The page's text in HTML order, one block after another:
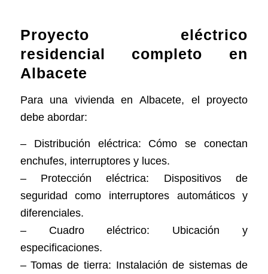
Proyecto eléctrico
residencial completo en
Albacete
Para una vivienda en Albacete, el proyecto
debe abordar:
– Distribución eléctrica: Cómo se conectan
enchufes, interruptores y luces.
– Protección eléctrica: Dispositivos de
seguridad como interruptores automáticos y
diferenciales.
– Cuadro eléctrico: Ubicación y
especificaciones.
– Tomas de tierra: Instalación de sistemas de